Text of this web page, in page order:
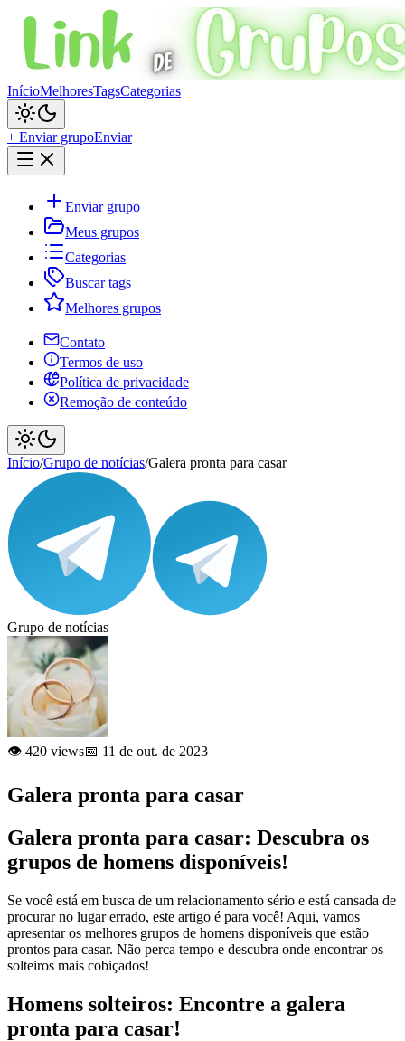
InícioMelhoresTagsCategorias
+ Enviar grupoEnviar
Enviar grupo
Meus grupos
Categorias
Buscar tags
Melhores grupos
Contato
Termos de uso
Política de privacidade
Remoção de conteúdo
Início/Grupo de notícias/Galera pronta para casar
Grupo de notícias
👁️ 420 views📅 11 de out. de 2023
Galera pronta para casar
Galera pronta para casar: Descubra os
grupos de homens disponíveis!
Se você está em busca de um relacionamento sério e está cansada de
procurar no lugar errado, este artigo é para você! Aqui, vamos
apresentar os melhores grupos de homens disponíveis que estão
prontos para casar. Não perca tempo e descubra onde encontrar os
solteiros mais cobiçados!
Homens solteiros: Encontre a galera
pronta para casar!